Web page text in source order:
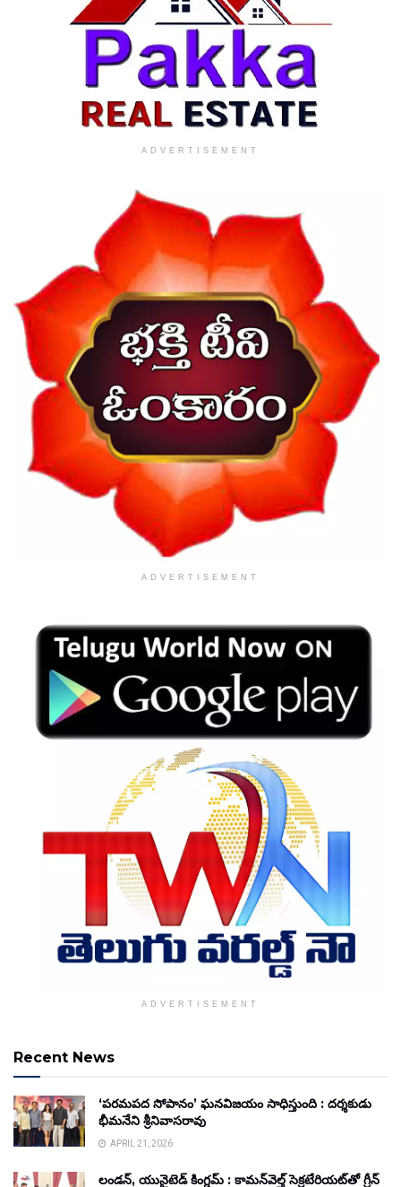
ADVERTISEMENT
ADVERTISEMENT
ADVERTISEMENT
Recent News
‘పరమపద సోపానం’ ఘనవిజయం సాధిస్తుంది : దర్శకుడు
భీమనేని శ్రీనివాసరావు
APRIL 21, 2026
లండన్, యునైటెడ్ కింగ్డమ్ : కామన్‌వెల్త్ సెక్రటేరియట్‌తో గ్రీన్